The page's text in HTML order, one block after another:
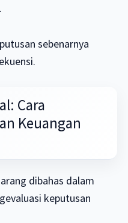
sebenarnya
Cara
Keuangan
dibahas dalam
keputusan